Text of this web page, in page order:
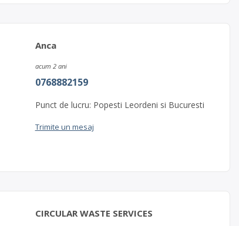
Anca
acum 2 ani
0768882159
Punct de lucru: Popesti Leordeni si Bucuresti
Trimite un mesaj
CIRCULAR WASTE SERVICES